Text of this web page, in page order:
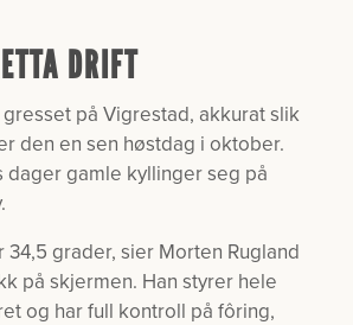
DRIFT
på Vigrestad, akkurat slik
den en sen høstdag i oktober.
dager gamle kyllinger seg på
grader, sier Morten Rugland
på skjermen. Han styrer hele
og har full kontroll på fôring,